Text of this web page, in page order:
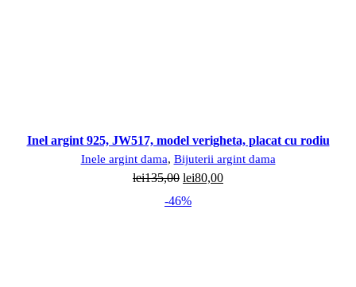
Inel argint 925, JW517, model verigheta, placat cu rodiu
Inele argint dama, Bijuterii argint dama
lei135,00 Prețul
a
lei80,00Prețul
-46%